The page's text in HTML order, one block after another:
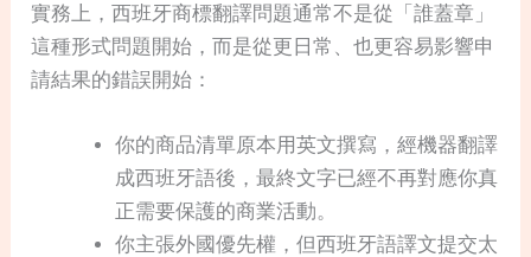
實務上，西班牙商標翻譯問題通常不是從「誰蓋章」
這種形式問題開始，而是從更日常、也更容易影響申
請結果的錯誤開始：
你的商品清單原本用英文撰寫，經機器翻譯
成西班牙語後，最終文字已經不再對應你真
正需要保護的商業活動。
你主張外國優先權，但西班牙語譯文提交太